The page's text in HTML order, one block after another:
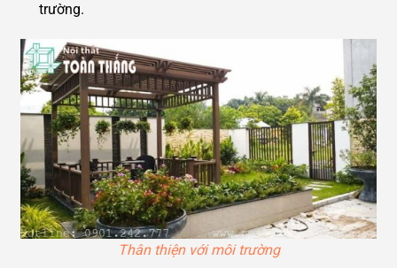
trường.
Thân thiện với môi trường